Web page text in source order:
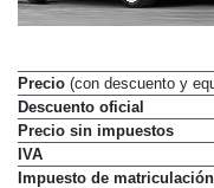
Precio (con descuento y
Descuento oficial
Precio sin impuestos
IVA
Impuesto de matriculación